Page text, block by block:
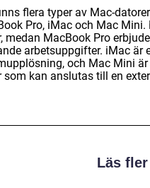
flera typer av Mac-
Pro, iMac och Mac
medan MacBook Pro
arbetsuppgifter. iMac är
och Mac Mini
som kan anslutas till en
Läs